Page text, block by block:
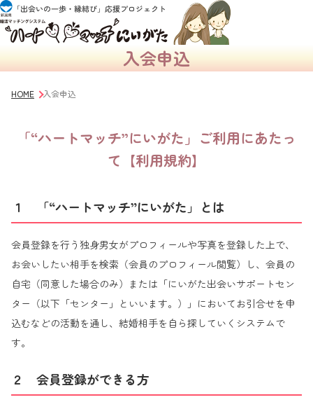
入会申込
HOME 入会申込
「“ハートマッチ”にいがた」ご利用にあたっ
て【利用規約】
１ 「“ハートマッチ”にいがた」とは
会員登録を行う独身男女がプロフィールや写真を登録した上で、
お会いしたい相手を検索（会員のプロフィール閲覧）し、会員の
自宅（同意した場合のみ）または「にいがた出会いサポートセン
ター（以下「センター」といいます。）」においてお引合せを申
込むなどの活動を通し、結婚相手を自ら探していくシステムで
す。
２ 会員登録ができる方